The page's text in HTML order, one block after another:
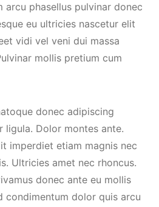
arcu phasellus pulvinar donec
eu ultricies nascetur elit
vidi vel veni dui massa
mollis pretium cum
donec adipiscing
ligula. Dolor montes ante.
imperdiet etiam magnis nec
Ultricies amet nec rhoncus.
donec ante eu mollis
condimentum dolor quis arcu